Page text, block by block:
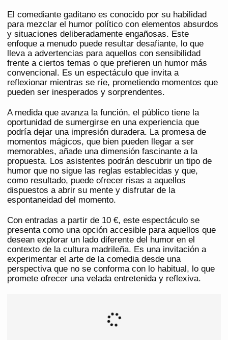
El comediante gaditano es conocido por su habilidad
para mezclar el humor político con elementos absurdos
y situaciones deliberadamente engañosas. Este
enfoque a menudo puede resultar desafiante, lo que
lleva a advertencias para aquellos con sensibilidad
frente a ciertos temas o que prefieren un humor más
convencional. Es un espectáculo que invita a
reflexionar mientras se ríe, prometiendo momentos que
pueden ser inesperados y sorprendentes.
A medida que avanza la función, el público tiene la
oportunidad de sumergirse en una experiencia que
podría dejar una impresión duradera. La promesa de
momentos mágicos, que bien pueden llegar a ser
memorables, añade una dimensión fascinante a la
propuesta. Los asistentes podrán descubrir un tipo de
humor que no sigue las reglas establecidas y que,
como resultado, puede ofrecer risas a aquellos
dispuestos a abrir su mente y disfrutar de la
espontaneidad del momento.
Con entradas a partir de 10 €, este espectáculo se
presenta como una opción accesible para aquellos que
desean explorar un lado diferente del humor en el
contexto de la cultura madrileña. Es una invitación a
experimentar el arte de la comedia desde una
perspectiva que no se conforma con lo habitual, lo que
promete ofrecer una velada entretenida y reflexiva.